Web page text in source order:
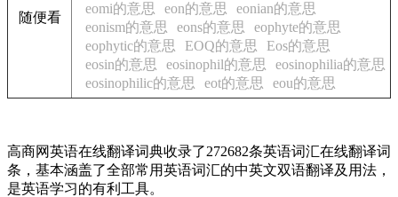
随便看
eomi的意思
eon的意思
eonian的意思
eonism的意思
eons的意思
eophyte的意思
eophytic的意思
EOQ的意思
Eos的意思
eosin的意思
eosinophil的意思
eosinophilia的意思
eosinophilic的意思
eot的意思 eou的意思
高商网英语在线翻译词典收录了272682条英语词汇在线翻译词
条，基本涵盖了全部常用英语词汇的中英文双语翻译及用法，
是英语学习的有利工具。